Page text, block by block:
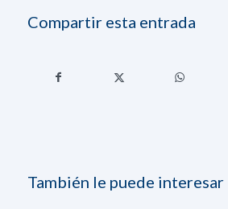
Compartir esta entrada
También le puede interesar